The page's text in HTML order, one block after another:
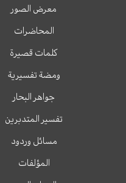
معرض الصور
المحاضرات
كلمات قصيرة
ومضة تفسيرية
جواهر البحار
تفسير المتدبرين
مسائل وردود
المؤلفات